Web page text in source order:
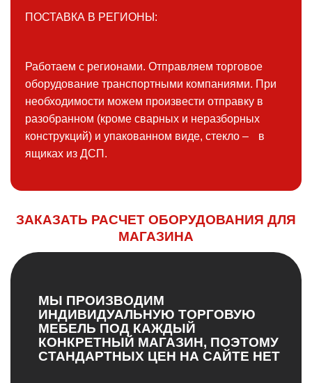
ПОСТАВКА В РЕГИОНЫ:
Работаем с регионами. Отправляем торговое
оборудование транспортными компаниями. При
необходимости можем произвести отправку в
разобранном (кроме сварных и неразборных
конструкций) и упакованном виде, стекло – в
ящиках из ДСП.
ЗАКАЗАТЬ РАСЧЕТ ОБОРУДОВАНИЯ ДЛЯ
МАГАЗИНА
МЫ ПРОИЗВОДИМ
ИНДИВИДУАЛЬНУЮ ТОРГОВУЮ
МЕБЕЛЬ ПОД КАЖДЫЙ
КОНКРЕТНЫЙ МАГАЗИН, ПОЭТОМУ
СТАНДАРТНЫХ ЦЕН НА САЙТЕ НЕТ